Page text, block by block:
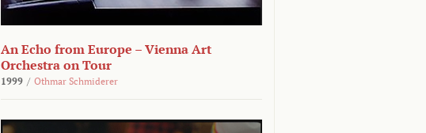
An Echo from Europe – Vienna Art
Orchestra on Tour
1999 / Othmar Schmiderer